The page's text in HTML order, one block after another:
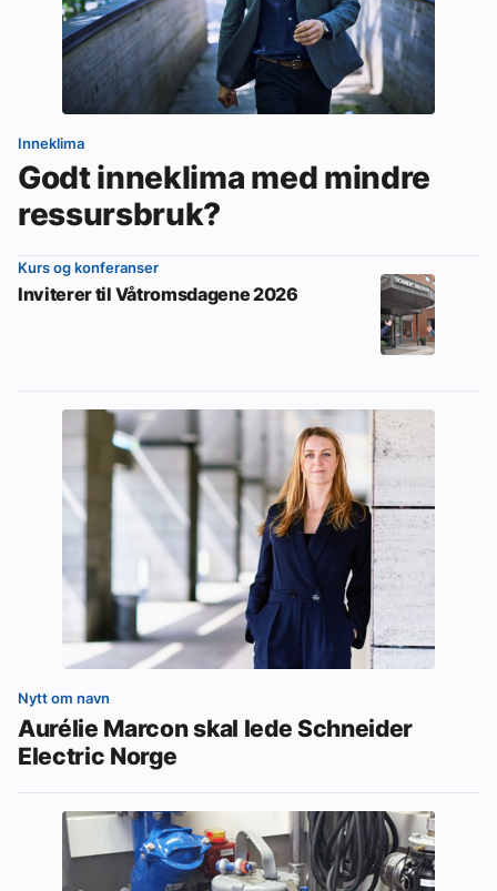
Inneklima
Godt inneklima med mindre
ressursbruk?
Kurs og konferanser
Inviterer til Våtromsdagene 2026
Nytt om navn
Aurélie Marcon skal lede Schneider
Electric Norge